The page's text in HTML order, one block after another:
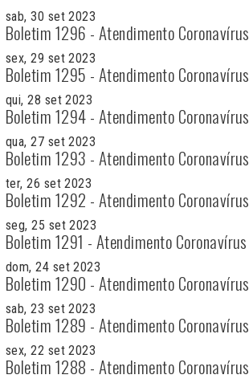
sab, 30 set 2023
Boletim 1296 - Atendimento Coronavírus
sex, 29 set 2023
Boletim 1295 - Atendimento Coronavírus
qui, 28 set 2023
Boletim 1294 - Atendimento Coronavírus
qua, 27 set 2023
Boletim 1293 - Atendimento Coronavírus
ter, 26 set 2023
Boletim 1292 - Atendimento Coronavírus
seg, 25 set 2023
Boletim 1291 - Atendimento Coronavírus
dom, 24 set 2023
Boletim 1290 - Atendimento Coronavírus
sab, 23 set 2023
Boletim 1289 - Atendimento Coronavírus
sex, 22 set 2023
Boletim 1288 - Atendimento Coronavírus